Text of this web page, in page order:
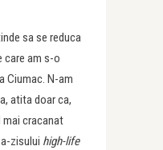
sa se reduca
care am s-o
Ciumac. N-am
atita doar ca,
mai cracanat
zisului high-life